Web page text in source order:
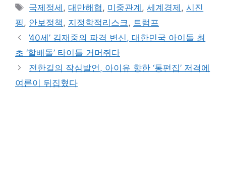
Tags
국제정세 ,대만해협, 미중관계 ,세계경제 ,시진
핑, 안보정책, 지정학적리스크, 트럼프
’40세’ 김재중의 파격 변신, 대한민국 아이돌 최
초 ‘할배돌’ 타이틀 거머쥐다
전한길의 작심발언, 아이유 향한 ‘통편집’ 저격에
여론이 뒤집혔다